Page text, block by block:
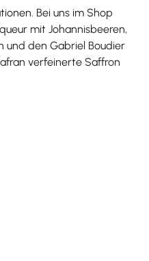
Bei uns im Shop
mit Johannisbeeren,
und den Gabriel Boudier
verfeinerte Saffron